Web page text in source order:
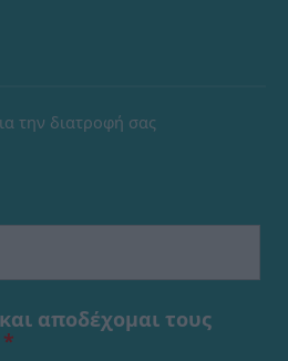
την διατροφή σας
αποδέχομαι τους
*